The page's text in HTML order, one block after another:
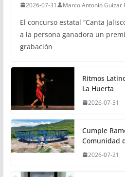
2026-07-31 Marco Antonio Guizar
El concurso estatal “Canta
a la persona ganadora un
grabación
Ritmos
La Huerta
2026-07-31
Cumple
Comunidad
2026-07-21